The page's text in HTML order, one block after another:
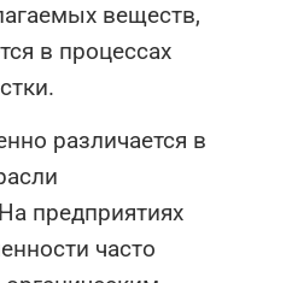
веществ,
в процессах
различается в
предприятиях
часто